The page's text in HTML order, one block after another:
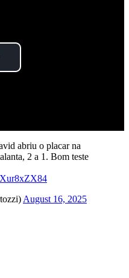
abriu o placar na
2 a 1. Bom teste
August 16, 2025